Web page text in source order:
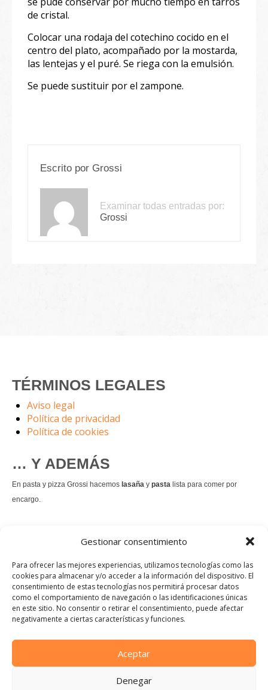
Gestionar consentimiento
Para ofrecer las mejores experiencias, utilizamos tecnologías como las
cookies para almacenar y/o acceder a la información del dispositivo. El
consentimiento de estas tecnologías nos permitirá procesar datos
como el comportamiento de navegación o las identificaciones únicas
en este sitio. No consentir o retirar el consentimiento, puede afectar
negativamente a ciertas características y funciones.
Aceptar
Denegar
de cristal.
Colocar una rodaja del cotechino cocido en el
centro del plato, acompañado por la mostarda,
las lentejas y el puré. Se riega con la emulsión.
Se puede sustituir por el zampone.
Escrito por Grossi
Examinar todas entradas por:
Grossi
TÉRMINOS LEGALES
Aviso legal
Política de privacidad
Política de cookies
… Y ADEMÁS
En pasta y pizza Grossi hacemos lasaña y pasta lista para comer por
encargo.
es un permanente.
Pedir comida Just eat
Instagram
Facebook
TikTok
Dirección:
Calle Manuel Allende, 12, 48010 Bilbao, Vizcaya
Teléfono: